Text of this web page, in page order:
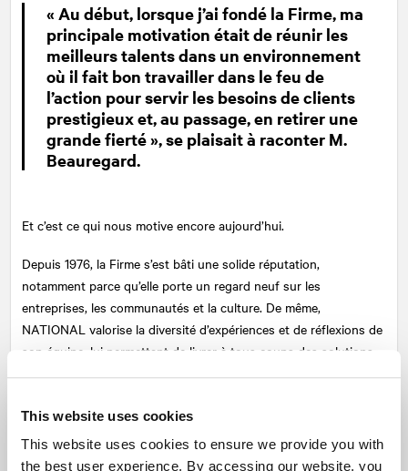
This website uses cookies
This website uses cookies to ensure we provide you with
the best user experience. By accessing our website, you
« Au début, lorsque j’ai fondé la Firme, ma
principale motivation était de réunir les
meilleurs talents dans un environnement
où il fait bon travailler dans le feu de
l’action pour servir les besoins de clients
prestigieux et, au passage, en retirer une
grande fierté », se plaisait à raconter M.
Beauregard.
Et c’est ce qui nous motive encore aujourd’hui.
Depuis 1976, la Firme s’est bâti une solide réputation,
notamment parce qu’elle porte un regard neuf sur les
entreprises, les communautés et la culture. De même,
NATIONAL valorise la diversité d’expériences et de réflexions de
son équipe, lui permettant de livrer à tous coups des solutions
parfaitement en phase avec les grands enjeux et les secteurs
économiques, ayant comme résultat de positionner NATIONAL
comme un véritable agent de changement.